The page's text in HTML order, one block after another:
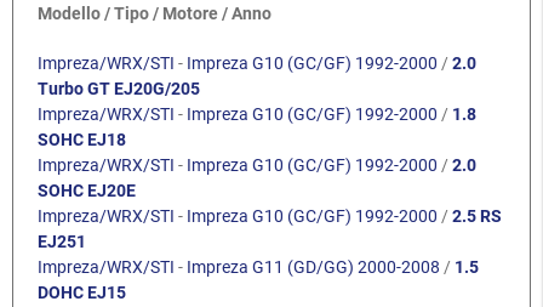
Modello / Tipo / Motore / Anno
Impreza/WRX/STI - Impreza G10 (GC/GF) 1992-2000 /2.0
Turbo GT EJ20G/205
Impreza/WRX/STI - Impreza G10 (GC/GF) 1992-2000 / 1.8
SOHC EJ18
Impreza/WRX/STI - Impreza G10 (GC/GF) 1992-2000 /2.0
SOHC EJ20E
Impreza/WRX/STI - Impreza G10 (GC/GF) 1992-2000 /2.5 RS
EJ251
Impreza/WRX/STI - Impreza G11 (GD/GG) 2000-2008 / 1.5
DOHC EJ15